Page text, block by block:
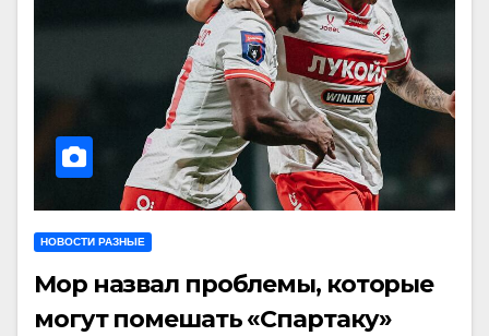
НОВОСТИ РАЗНЫЕ
Мор назвал проблемы, которые
могут помешать «Спартаку»